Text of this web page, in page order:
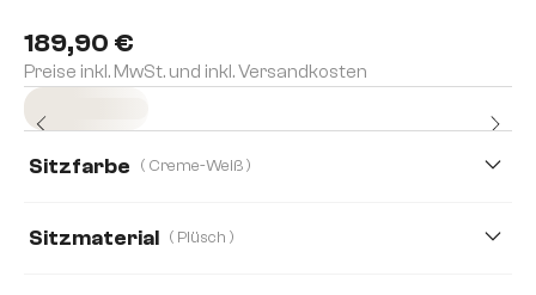
189,90 €
Preise inkl. MwSt. und inkl. Versandkosten
Sitzfarbe ( Creme-Weiß )
Sitzmaterial ( Plüsch )